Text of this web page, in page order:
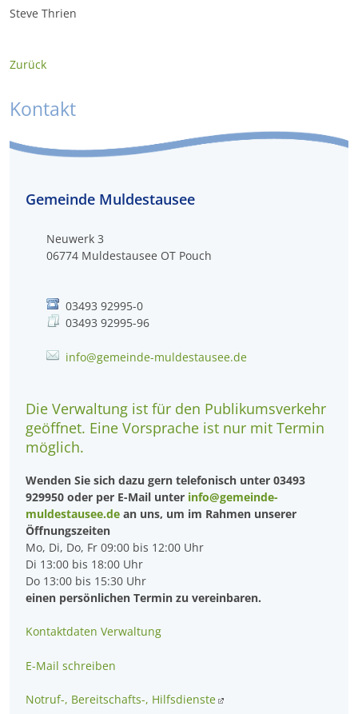
Steve Thrien
Zurück
Kontakt
Gemeinde Muldestausee
Neuwerk 3
06774 Muldestausee OT Pouch
03493 92995-0
03493 92995-96
info@gemeinde-muldestausee.de
Die Verwaltung ist für den Publikumsverkehr
geöffnet. Eine Vorsprache ist nur mit Termin
möglich.
Wenden Sie sich dazu gern telefonisch unter 03493
929950 oder per E-Mail unter info@gemeinde-
muldestausee.de an uns, um im Rahmen unserer
Öffnungszeiten
Mo, Di, Do, Fr 09:00 bis 12:00 Uhr
Di 13:00 bis 18:00 Uhr
Do 13:00 bis 15:30 Uhr
einen persönlichen Termin zu vereinbaren.
Kontaktdaten Verwaltung
E-Mail schreiben
Notruf-, Bereitschafts-, Hilfsdienste